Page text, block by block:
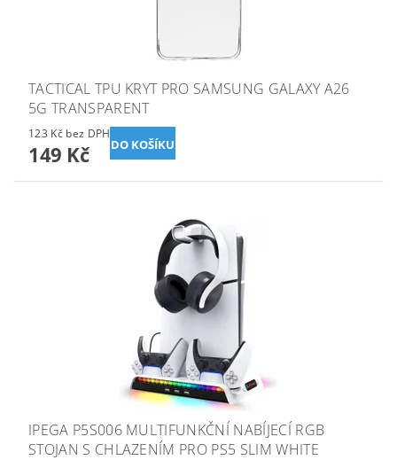
TACTICAL TPU KRYT PRO SAMSUNG GALAXY A26
5G TRANSPARENT
123 Kč bez DPH
149 Kč
IPEGA P5S006 MULTIFUNKČNÍ NABÍJECÍ RGB
STOJAN S CHLAZENÍM PRO PS5 SLIM WHITE